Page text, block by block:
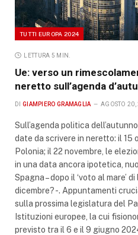
TUTTI EUROPA 2024
LETTURA 5 MIN.
Ue: verso un
neretto sull’agenda
DI GIAMPIERO GRAMAGLIA AGOSTO 20,
Sull’agenda politica
date da scrivere in neretto: il 15
Polonia; il 22 novembre, le
in una data ancora ipotetica,
Spagna – dopo il ‘voto al mare’
dicembre? -. Appuntamenti
sulla prossima legislatura del
Istituzioni europee, la cui
previsto tra il 6 e il 9 giugno